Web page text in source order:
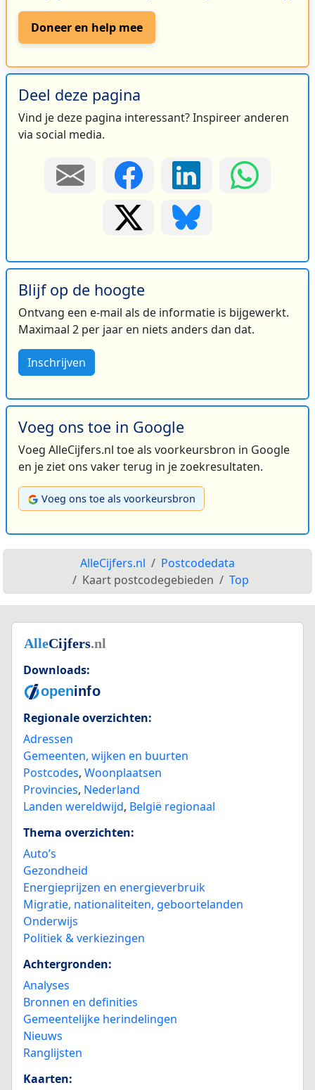
Doneer en help mee
Deel deze pagina
Vind je deze pagina interessant? Inspireer anderen
via social media.
Blijf op de hoogte
Ontvang een e-mail als de informatie is bijgewerkt.
Maximaal 2 per jaar en niets anders dan dat.
Inschrijven
Voeg ons toe in Google
Voeg AlleCijfers.nl toe als voorkeursbron in Google
en je ziet ons vaker terug in je zoekresultaten.
Voeg ons toe als voorkeursbron
AlleCijfers.nl
Postcodedata
Kaart postcodegebieden
Top
Downloads:
Regionale overzichten:
Adressen
Gemeenten, wijken en buurten
Postcodes, Woonplaatsen
Provincies, Nederland
Landen wereldwijd, België regionaal
Thema overzichten:
Auto’s
Gezondheid
Energieprijzen en energieverbruik
Migratie, nationaliteiten, geboortelanden
Onderwijs
Politiek & verkiezingen
Achtergronden:
Analyses
Bronnen en definities
Gemeentelijke herindelingen
Nieuws
Ranglijsten
Kaarten: